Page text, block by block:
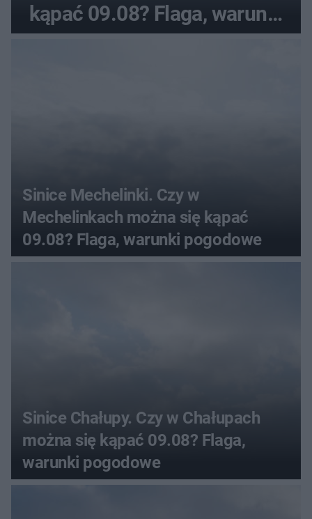
kąpać 09.08? Flaga, warunki
pogodowe
Sinice Mechelinki. Czy w
Mechelinkach można się kąpać
09.08? Flaga, warunki pogodowe
Sinice Chałupy. Czy w Chałupach
można się kąpać 09.08? Flaga,
warunki pogodowe